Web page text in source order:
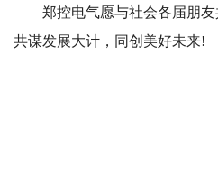
郑控电气愿与社会各届朋友
共谋发展大计，同创美好未来!